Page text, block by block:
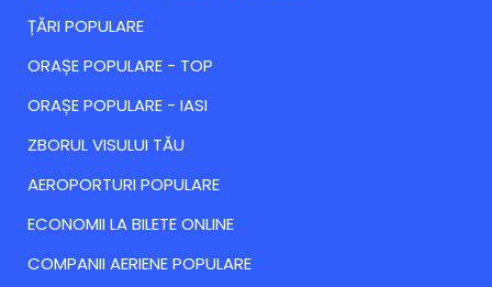
ȚĂRI POPULARE
ORAȘE POPULARE - TOP
ORAȘE POPULARE - IASI
ZBORUL VISULUI TĂU
AEROPORTURI POPULARE
ECONOMII LA BILETE ONLINE
COMPANII AERIENE POPULARE